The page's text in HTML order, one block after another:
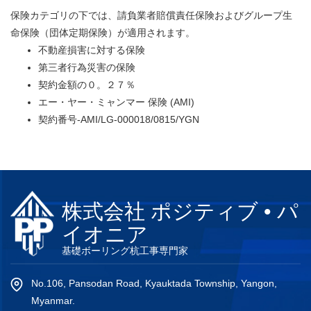
保険カテゴリの下では、請負業者賠償責任保険およびグループ生
命保険（団体定期保険）が適用されます。
不動産損害に対する保険
第三者行為災害の保険
契約金額の０。２７％
エー・ヤー・ミャンマー 保険 (AMI)
契約番号-AMI/LG-000018/0815/YGN
株式会社 ポジティブ • パ
イオニア
基礎ボーリング杭工事専門家
No.106, Pansodan Road, Kyauktada Township, Yangon,
Myanmar.